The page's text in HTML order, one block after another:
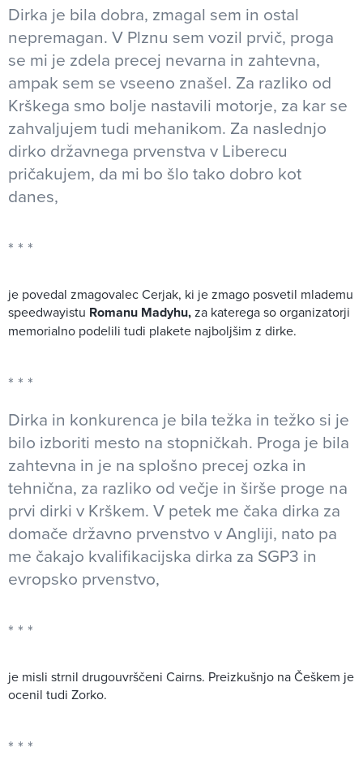
Dirka je bila dobra, zmagal sem in ostal
nepremagan. V Plznu sem vozil prvič, proga
se mi je zdela precej nevarna in zahtevna,
ampak sem se vseeno znašel. Za razliko od
Krškega smo bolje nastavili motorje, za kar se
zahvaljujem tudi mehanikom. Za naslednjo
dirko državnega prvenstva v Liberecu
pričakujem, da mi bo šlo tako dobro kot
danes,
je povedal zmagovalec Cerjak, ki je zmago posvetil mlademu
speedwayistu Romanu Madyhu,za katerega so organizatorji
memorialno podelili tudi plakete najboljšim z dirke.
Dirka in konkurenca je bila težka in težko si je
bilo izboriti mesto na stopničkah. Proga je bila
zahtevna in je na splošno precej ozka in
tehnična, za razliko od večje in širše proge na
prvi dirki v Krškem. V petek me čaka dirka za
domače državno prvenstvo v Angliji, nato pa
me čakajo kvalifikacijska dirka za SGP3 in
evropsko prvenstvo,
je misli strnil drugouvrščeni Cairns. Preizkušnjo na Češkem je
ocenil tudi Zorko.